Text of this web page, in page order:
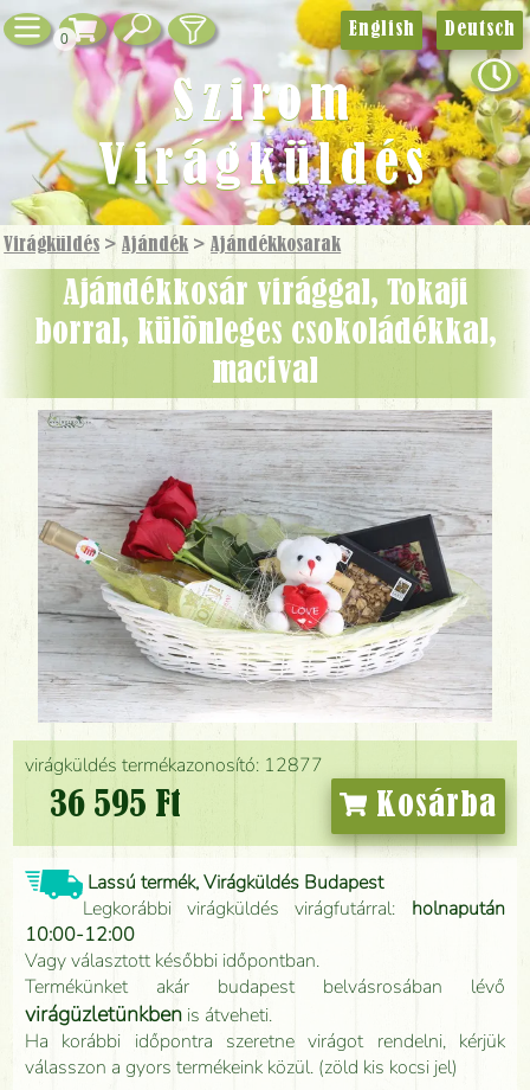
0
Virágküldés >Ajándék >Ajándék­kosarak
Ajándékkosár virággal, Tokaji
borral, különleges csokoládékkal,
macival
virágküldés termékazonosító: 12877
36 595 Ft Kosárba
Lassú termék, Virágküldés Budapest
Legkorábbi virágküldés virágfutárral: holnapután
10:00-12:00
Vagy választott későbbi időpontban.
Termékünket akár budapest belvásrosában lévő
virágüzletünkben is átveheti.
Ha korábbi időpontra szeretne virágot rendelni, kérjük
válasszon a gyors termékeink közül. (zöld kis kocsi jel)
English Deutsch
Szirom
Virágküldés